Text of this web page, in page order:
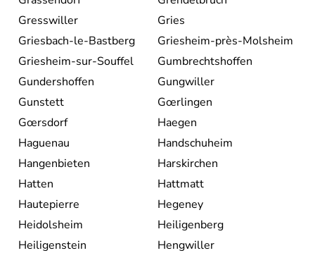
Gresswiller
Gries
Griesbach-le-Bastberg
Griesheim-près-Molsheim
Griesheim-sur-Souffel
Gumbrechtshoffen
Gundershoffen
Gungwiller
Gunstett
Gœrlingen
Gœrsdorf
Haegen
Haguenau
Handschuheim
Hangenbieten
Harskirchen
Hatten
Hattmatt
Hautepierre
Hegeney
Heidolsheim
Heiligenberg
Heiligenstein
Hengwiller